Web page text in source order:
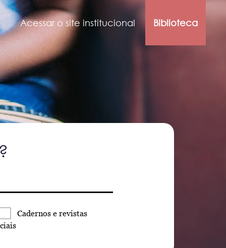
Acessar o site institucional Biblioteca
Cadernos e revistas